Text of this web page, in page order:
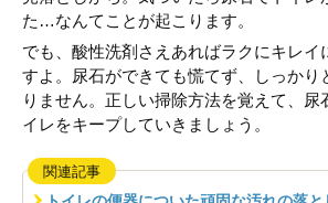
た…なんてことが起こります。
でも、酸性洗剤さえあればラクにキレイ
すよ。尿石ができても慌てず、しっかり
りません。正しい掃除方法を覚えて、尿
イレをキープしていきましょう。
関連記事